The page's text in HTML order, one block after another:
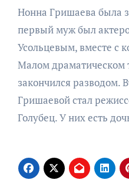
Нонна Гришаева была
первый муж был
Усольцевым, вместе с
Малом драматическом
закончился
Гришаевой стал
Голубец. У них есть